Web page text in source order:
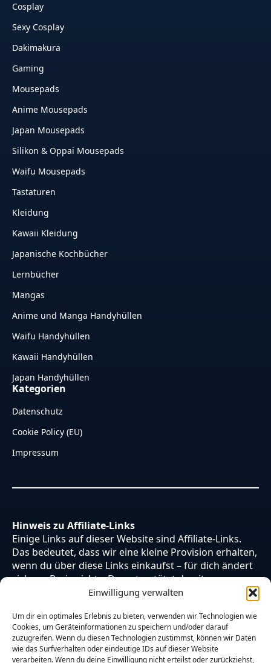
Einwilligung verwalten
Um dir ein optimales Erlebnis zu bieten, verwenden wir Technologien wie
Cookies, um Geräteinformationen zu speichern und/oder darauf
zuzugreifen. Wenn du diesen Technologien zustimmst, können wir Daten
wie das Surfverhalten oder eindeutige IDs auf dieser Website
verarbeiten. Wenn du deine Einwilligung nicht erteilst oder zurückziehst,
Cosplay
Sexy Cosplay
Dakimakura
Gaming
Mousepads
Anime Mousepads
Japan Mousepads
Silikon & Oppai Mousepads
Waifu Mousepads
Tastaturen
Kleidung
Kawaii Kleidung
Japanische Kochbücher
Lernbücher
Mangas
Anime und Manga Handyhüllen
Waifu Handyhüllen
Kawaii Handyhüllen
Japan Handyhüllen
Kategorien
Datenschutz
Cookie Policy (EU)
Impressum
Hinweis zu Affiliate-Links
Einige Links auf dieser Website sind Affiliate-Links.
Das bedeutet, dass wir eine kleine Provision erhalten,
wenn du über diese Links einkaufst – für dich ändert
sich am Preis nichts. Du unterstützt damit unsere
Arbeit. Vielen Dank dafür!